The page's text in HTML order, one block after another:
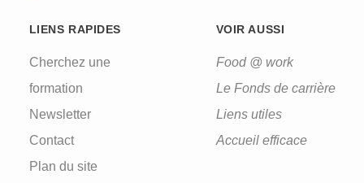
LIENS RAPIDES
Cherchez une
formation
Newsletter
Contact
Plan du site
VOIR AUSSI
Food @ work
Le Fonds de carrière
Liens utiles
Accueil efficace